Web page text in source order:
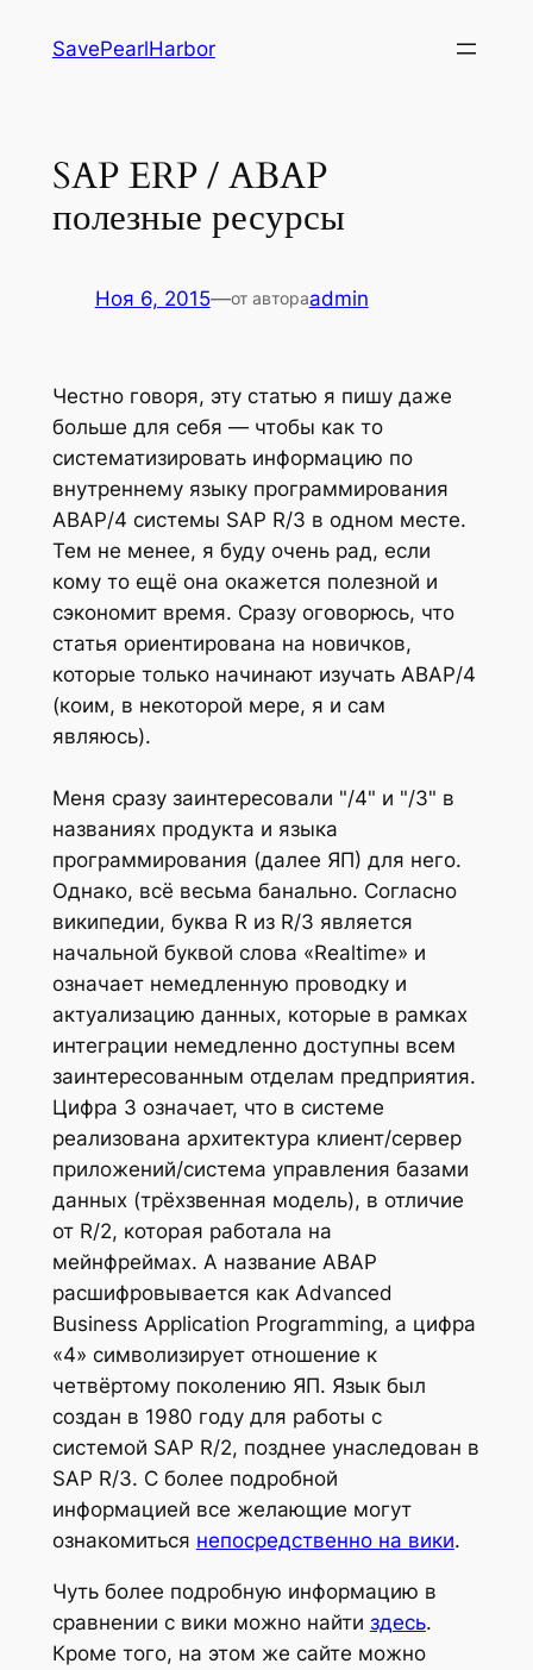
SavePearlHarbor
SAP ERP / ABAP
полезные ресурсы
Ноя 6, 2015—от автораadmin
Честно говоря, эту статью я пишу даже
больше для себя — чтобы как то
систематизировать информацию по
внутреннему языку программирования
ABAP/4 системы SAP R/3 в одном месте.
Тем не менее, я буду очень рад, если
кому то ещё она окажется полезной и
сэкономит время. Сразу оговорюсь, что
статья ориентирована на новичков,
которые только начинают изучать ABAP/4
(коим, в некоторой мере, я и сам
являюсь).
Меня сразу заинтересовали "/4" и "/3" в
названиях продукта и языка
программирования (далее ЯП) для него.
Однако, всё весьма банально. Согласно
википедии, буква R из R/3 является
начальной буквой слова «Realtime» и
означает немедленную проводку и
актуализацию данных, которые в рамках
интеграции немедленно доступны всем
заинтересованным отделам предприятия.
Цифра 3 означает, что в системе
реализована архитектура клиент/сервер
приложений/система управления базами
данных (трёхзвенная модель), в отличие
от R/2, которая работала на
мейнфреймах. А название ABAP
расшифровывается как Advanced
Business Application Programming, а цифра
«4» символизирует отношение к
четвёртому поколению ЯП. Язык был
создан в 1980 году для работы с
системой SAP R/2, позднее унаследован в
SAP R/3. С более подробной
информацией все желающие могут
ознакомиться непосредственно на вики.
Чуть более подробную информацию в
сравнении с вики можно найти здесь.
Кроме того, на этом же сайте можно